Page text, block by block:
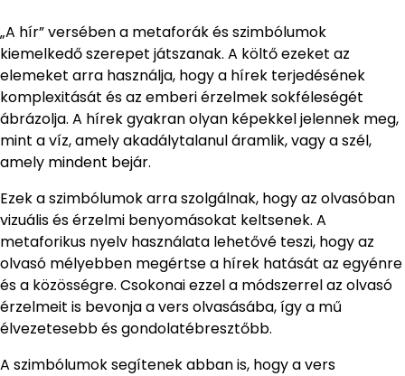
„A hír” versében a metaforák és szimbólumok
kiemelkedő szerepet játszanak. A költő ezeket az
elemeket arra használja, hogy a hírek terjedésének
komplexitását és az emberi érzelmek sokféleségét
ábrázolja. A hírek gyakran olyan képekkel jelennek meg,
mint a víz, amely akadálytalanul áramlik, vagy a szél,
amely mindent bejár.
Ezek a szimbólumok arra szolgálnak, hogy az olvasóban
vizuális és érzelmi benyomásokat keltsenek. A
metaforikus nyelv használata lehetővé teszi, hogy az
olvasó mélyebben megértse a hírek hatását az egyénre
és a közösségre. Csokonai ezzel a módszerrel az olvasó
érzelmeit is bevonja a vers olvasásába, így a mű
élvezetesebb és gondolatébresztőbb.
A szimbólumok segítenek abban is, hogy a vers